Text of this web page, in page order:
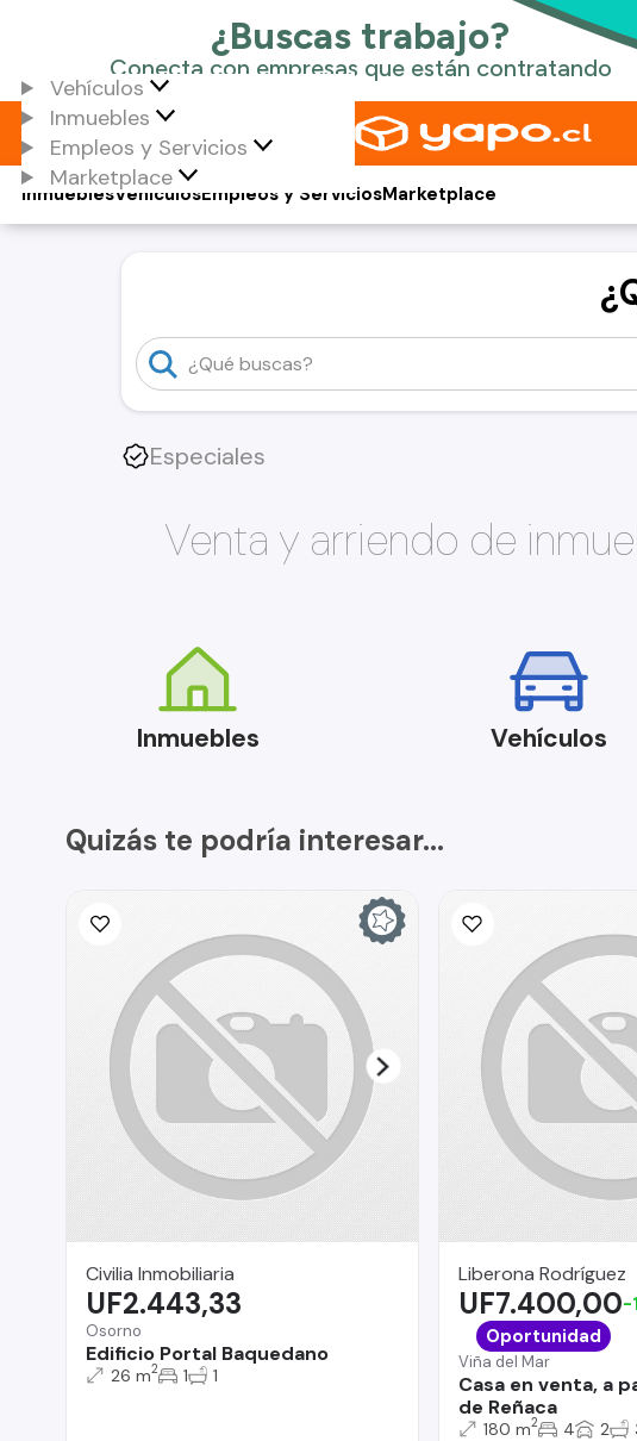
Vehículos
Inmuebles
Empleos y Servicios
Marketplace
Vehículos
Inmuebles Empleos y ServiciosMarketplace
Especiales
Venta y arriendo de
Inmuebles Vehículos
Quizás te podría interesar...
Civilia Inmobiliaria
Osorno
Edificio Portal Baquedano
UF2.443,33
26 m2 1 1
Liberona Rodríguez
Viña del Mar
Casa en venta, a
de Reñaca
UF7.400,00-
Oportunidad
180 m2 4 2